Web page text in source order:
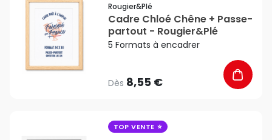
Rougier&plé
Cadre Chloé Chêne + Passe-
partout - Rougier&Plé
5 Formats à encadrer
Dès 8,55 €
TOP VENTE